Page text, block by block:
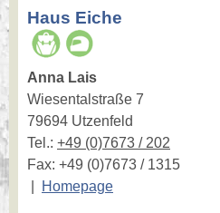
Haus Eiche
Anna Lais
Wiesentalstraße 7
79694 Utzenfeld
Tel.: +49 (0)7673 / 202
Fax: +49 (0)7673 / 1315
Homepage